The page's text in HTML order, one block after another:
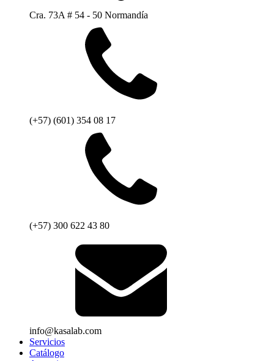
Cra. 73A # 54 - 50 Normandía
(+57) (601) 354 08 17
(+57) 300 622 43 80
info@kasalab.com
Servicios
Catálogo